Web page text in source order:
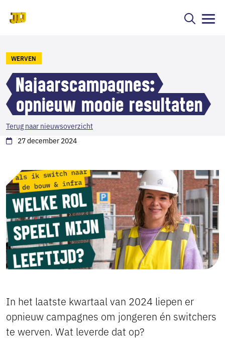
WERVEN
Najaarscampagnes:
opnieuw mooie resultaten
27 december 2024
Terug naar nieuwsoverzicht
In het laatste kwartaal van 2024 liepen er
opnieuw campagnes om jongeren én switchers
te werven. Wat leverde dat op?